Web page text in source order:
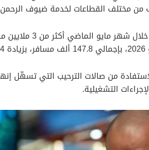
من صالات الترحيب التي تسهّل
التشغيلية.